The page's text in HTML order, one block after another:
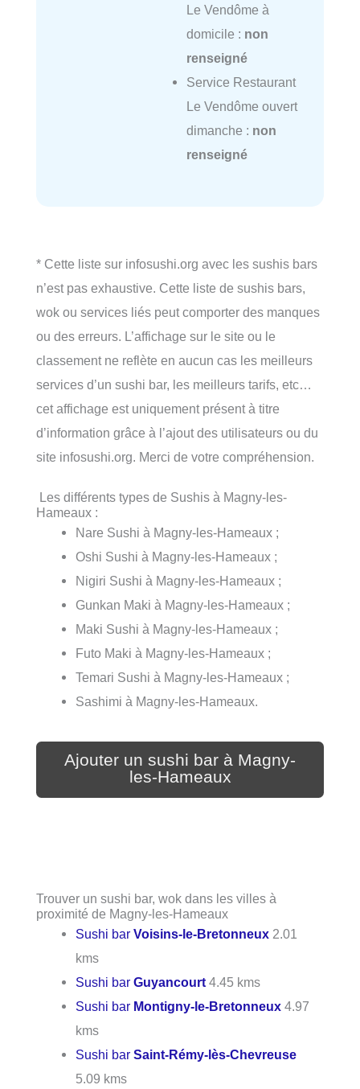
Le Vendôme à
domicile : non
renseigné
Service Restaurant
Le Vendôme ouvert
dimanche : non
renseigné
* Cette liste sur infosushi.org avec les sushis bars
n’est pas exhaustive. Cette liste de sushis bars,
wok ou services liés peut comporter des manques
ou des erreurs. L’affichage sur le site ou le
classement ne reflète en aucun cas les meilleurs
services d’un sushi bar, les meilleurs tarifs, etc…
cet affichage est uniquement présent à titre
d’information grâce à l’ajout des utilisateurs ou du
site infosushi.org. Merci de votre compréhension.
Les différents types de Sushis à Magny-les-
Hameaux :
Nare Sushi à Magny-les-Hameaux ;
Oshi Sushi à Magny-les-Hameaux ;
Nigiri Sushi à Magny-les-Hameaux ;
Gunkan Maki à Magny-les-Hameaux ;
Maki Sushi à Magny-les-Hameaux ;
Futo Maki à Magny-les-Hameaux ;
Temari Sushi à Magny-les-Hameaux ;
Sashimi à Magny-les-Hameaux.
Ajouter un sushi bar à Magny-
les-Hameaux
Trouver un sushi bar, wok dans les villes à
proximité de Magny-les-Hameaux
Sushi barVoisins-le-Bretonneux 2.01
kms
Sushi barGuyancourt 4.45 kms
Sushi bar Montigny-le-Bretonneux 4.97
kms
Sushi barSaint-Rémy-lès-Chevreuse
5.09 kms